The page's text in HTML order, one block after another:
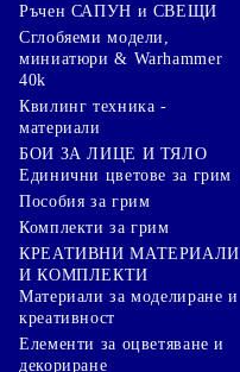
Ръчен САПУН и СВЕЩИ
Сглобяеми модели,
миниатюри & Warhammer
40k
Квилинг техника -
материали
БОИ ЗА ЛИЦЕ И ТЯЛО
Единични цветове за грим
Пособия за грим
Комплекти за грим
КРЕАТИВНИ МАТЕРИАЛИ
И КОМПЛЕКТИ
Mатериали за моделиране и
креативност
Елементи за оцветяване и
декориране